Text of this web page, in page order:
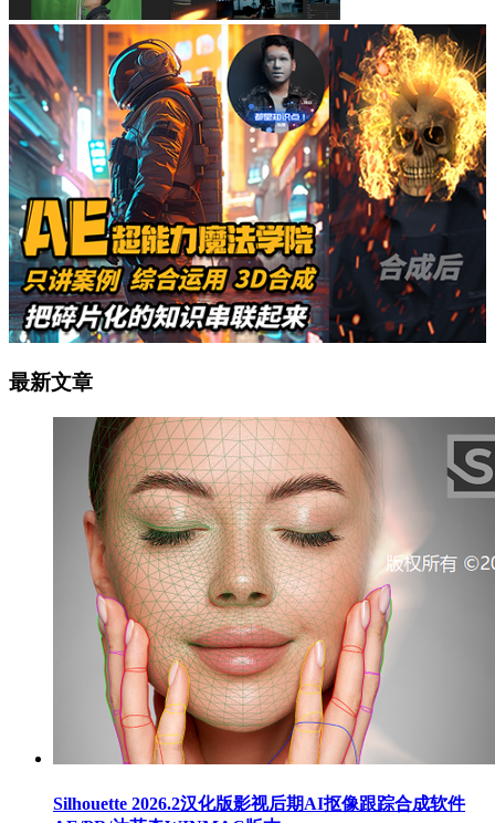
最新文章
Silhouette 2026.2汉化版影视后期AI抠像跟踪合成软件